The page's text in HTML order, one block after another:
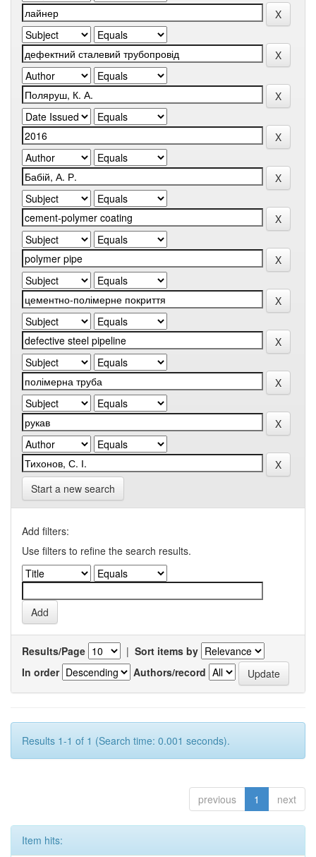
Start a new search
Add filters:
Use filters to refine the search results.
Results/Page | Sort items by
In order
Authors/record
Results 1-1 of 1 (Search time: 0.001 seconds).
previous 1 next
Item hits: